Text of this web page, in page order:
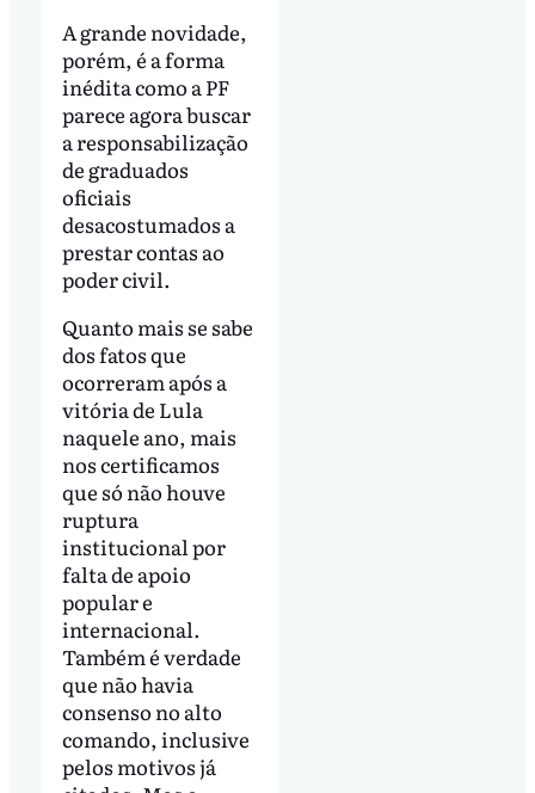
A grande novidade,
porém, é a forma
inédita como a PF
parece agora buscar
a responsabilização
de graduados
oficiais
desacostumados a
prestar contas ao
poder civil.
Quanto mais se sabe
dos fatos que
ocorreram após a
vitória de Lula
naquele ano, mais
nos certificamos
que só não houve
ruptura
institucional por
falta de apoio
popular e
internacional.
Também é verdade
que não havia
consenso no alto
comando, inclusive
pelos motivos já